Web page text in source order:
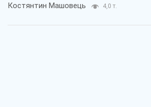
Костянтин Машовець 4,0 т.